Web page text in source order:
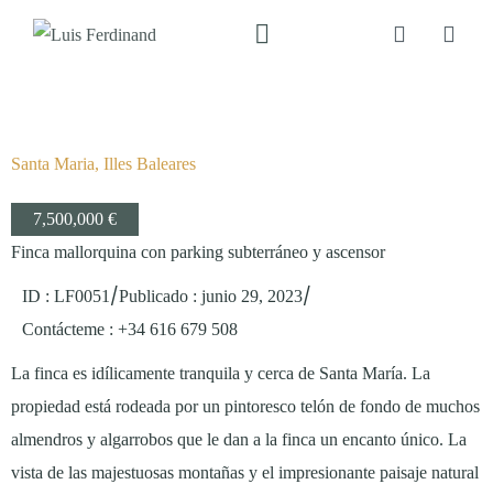
Santa Maria, Illes Baleares
7,500,000 €
Finca mallorquina con parking subterráneo y ascensor
ID : LF0051 /Publicado : junio 29, 2023/
Contácteme : +34 616 679 508
La finca es idílicamente tranquila y cerca de Santa María. La
propiedad está rodeada por un pintoresco telón de fondo de muchos
almendros y algarrobos que le dan a la finca un encanto único. La
vista de las majestuosas montañas y el impresionante paisaje natural